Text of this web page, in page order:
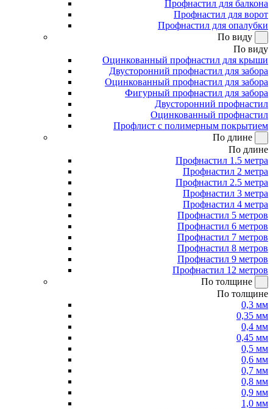
Профнастил для балкона
Профнастил для ворот
Профнастил для опалубки
По виду
По виду
Оцинкованный профнастил для крыши
Двусторонний профнастил для забора
Оцинкованный профнастил для забора
Фигурный профнастил для забора
Двусторонний профнастил
Оцинкованный профнастил
Профлист с полимерным покрытием
По длине
По длине
Профнастил 1.5 метра
Профнастил 2 метра
Профнастил 2.5 метра
Профнастил 3 метра
Профнастил 4 метра
Профнастил 5 метров
Профнастил 6 метров
Профнастил 7 метров
Профнастил 8 метров
Профнастил 9 метров
Профнастил 12 метров
По толщине
По толщине
0,3 мм
0,35 мм
0,4 мм
0,45 мм
0,5 мм
0,6 мм
0,7 мм
0,8 мм
0,9 мм
1,0 мм